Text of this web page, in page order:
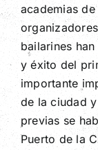
academias
bailarines
y éxito del
importante
de la ciudad
previas se
Puerto de la